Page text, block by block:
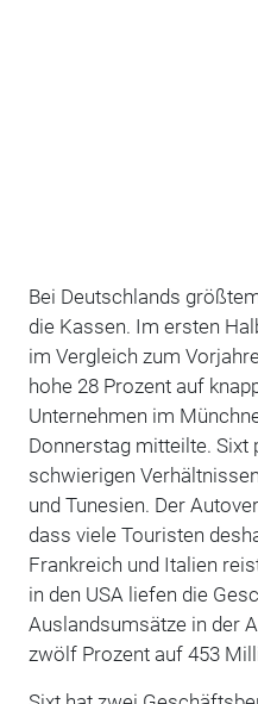
Bei Deutschlands
die Kassen. Im ersten
im Vergleich zum
hohe 28 Prozent auf
Unternehmen im
Donnerstag mitteilte. Sixt
schwierigen
und Tunesien. Der
dass viele Touristen
Frankreich und Italien
in den USA liefen die
Auslandsumsätze in der
zwölf Prozent auf 453